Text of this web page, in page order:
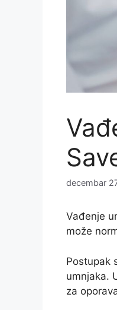
decembar
Vađenje
može
Postupak
umnjaka.
za